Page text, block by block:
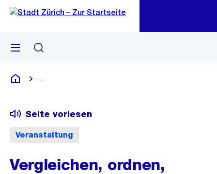
Navigation
Sprunglink
Menü
Deutsch
Veranstaltung
Seite vorlesen
Vergleichen, ordnen,